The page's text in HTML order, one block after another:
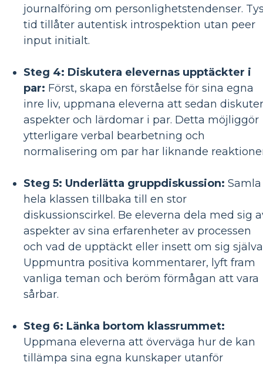
journalföring om personlighetstendenser.
tid tillåter autentisk introspektion utan peer
input initialt.
Steg 4: Diskutera elevernas upptäckter i
par: Först, skapa en förståelse för sina egna
inre liv, uppmana eleverna att sedan
aspekter och lärdomar i par. Detta möjliggör
ytterligare verbal bearbetning och
normalisering om par har liknande
Steg 5: Underlätta gruppdiskussion: Samla
hela klassen tillbaka till en stor
diskussionscirkel. Be eleverna dela med sig
aspekter av sina erfarenheter av processen
och vad de upptäckt eller insett om sig
Uppmuntra positiva kommentarer, lyft fram
vanliga teman och beröm förmågan att vara
sårbar.
Steg 6: Länka bortom klassrummet:
Uppmana eleverna att överväga hur de kan
tillämpa sina egna kunskaper utanför